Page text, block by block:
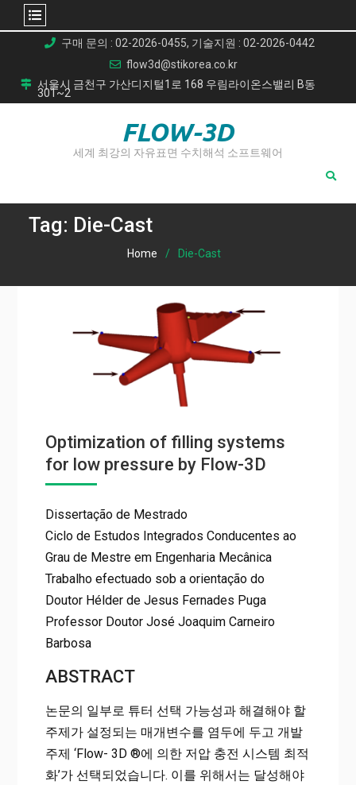
content
구매 문의 : 02-2026-0455, 기술지원 : 02-2026-0442
flow3d@stikorea.co.kr
서울시 금천구 가산디지털1로 168 우림라이온스밸리 B동
301~2
FLOW-3D
세계 최강의 자유표면 수치해석 소프트웨어
Tag: Die-Cast
Home Die-Cast
Optimization of filling systems
for low pressure by Flow-3D
Dissertação de Mestrado
Ciclo de Estudos Integrados Conducentes ao
Grau de Mestre em Engenharia Mecânica
Trabalho efectuado sob a orientação do
Doutor Hélder de Jesus Fernades Puga
Professor Doutor José Joaquim Carneiro
Barbosa
ABSTRACT
논문의 일부로 튜터 선택 가능성과 해결해야 할
주제가 설정되는 매개변수를 염두에 두고 개발
주제 ‘Flow- 3D ®에 의한 저압 충전 시스템 최적
화’가 선택되었습니다. 이를 위해서는 달성해야